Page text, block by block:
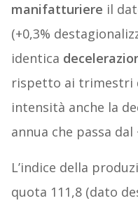
manifatturiere il
(+0,3%
identica
rispetto ai trimestri
intensità anche la
annua che passa dal
L’indice della
quota 111,8 (dato